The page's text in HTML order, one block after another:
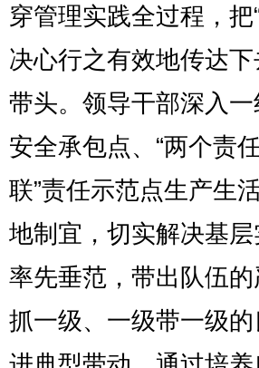
穿管理实践全过程，把
决心行之有效地传达
带头。领导干部深入
安全承包点、“两个责
联”责任示范点生产生
地制宜，切实解决基
率先垂范，带出队伍
抓一级、一级带一级